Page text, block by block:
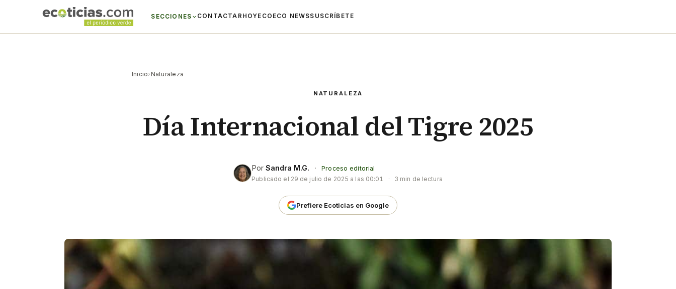
SECCIONES CONTACTAR HOYECO ECO NEWSSUSCRÍBETE
Inicio› Naturaleza
NATURALEZA
Día Internacional del Tigre 2025
PorSandra M.G. ·
Proceso editorial
Publicado el 29 de julio de 2025 a las 00:01 · 3 min de lectura
Prefiere Ecoticias en Google